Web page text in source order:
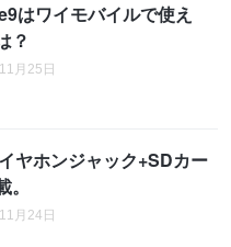
はワイモバイルで使え
？
月25日
ヤホンジャック+SDカー
月24日